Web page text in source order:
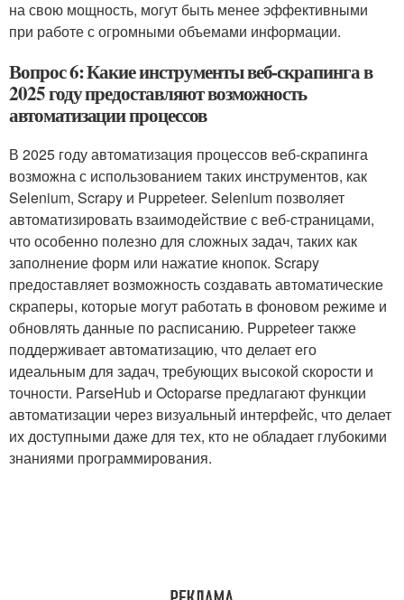
на свою мощность, могут быть менее эффективными
при работе с огромными объемами информации.
Вопрос 6: Какие инструменты веб-скрапинга в
2025 году предоставляют возможность
автоматизации процессов
В 2025 году автоматизация процессов веб-скрапинга
возможна с использованием таких инструментов, как
Selenium, Scrapy и Puppeteer. Selenium позволяет
автоматизировать взаимодействие с веб-страницами,
что особенно полезно для сложных задач, таких как
заполнение форм или нажатие кнопок. Scrapy
предоставляет возможность создавать автоматические
скраперы, которые могут работать в фоновом режиме и
обновлять данные по расписанию. Puppeteer также
поддерживает автоматизацию, что делает его
идеальным для задач, требующих высокой скорости и
точности. ParseHub и Octoparse предлагают функции
автоматизации через визуальный интерфейс, что делает
их доступными даже для тех, кто не обладает глубокими
знаниями программирования.